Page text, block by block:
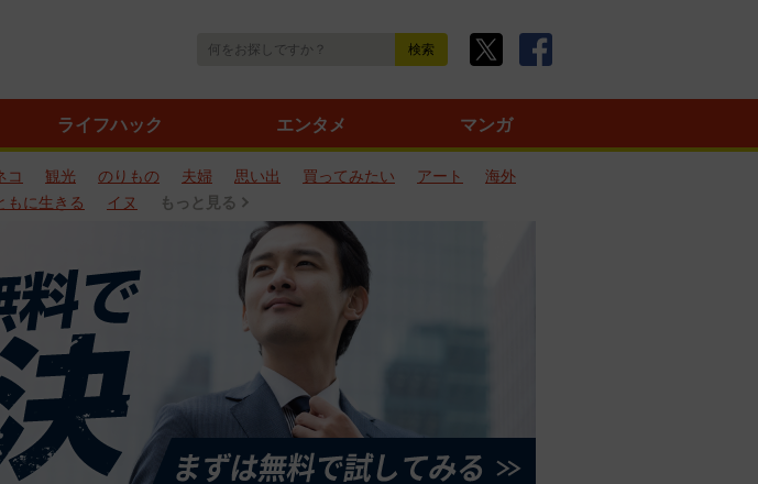
ライフハック エンタメ マンガ
コ 観光 のりもの 夫婦 思い出 買ってみたい アート
海外
もに生きる イヌ もっと見る